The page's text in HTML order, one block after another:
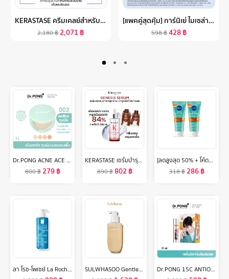
KERASTASE ครีมเคลย์สำหรับหนังศีรษะมัน ดีท็อกซ์ และทำความสะอาดหนังศีรษะและเส้นผม SPECIFIQUE ARGILE EQUILIBRANTE FOR OILY SCALP 250ML
2,180฿2,071 ฿
[แพคคู่สุดคุ้ม] การ์นิเย่ ไมเซล่า คลีนซิ่ง วอเตอร์ วิตามินซี 400มลX2 GARNIER MICELLAR CLEANSING WATER VITAMIN C 400MLX2
598฿428฿
Dr.PONG ACNE ACE 002 แป้งผสมรองพื้น สูตรลดสิว - ZincPCA - Niacinamide - Tranexamic acid - Tea Tree oil
800฿279฿
KERASTASE เซรั่มบำรุงหนังศีรษะ กลิ่นหอมสดชื่นสำหรับผมขาดหลุดร่วงระยะเริ่มต้น 30 มล GENESIS SERUM ANTI-CHUTE FORTIFIANT FOR ANTI HAIR-FALL 30ML (เคเรสตาส,เจเนซิส)
890฿802฿
[ลดสูงสุด 50% + โค้ดลดเพิ่ม 20%]นีเวีย เจลล้างหน้า แอคเน่ รีแพร์ เจนเทิล ไมโคร เคลนเซอร์ 90 มล. 2 ชิ้น NIVEA
318฿286฿
ลา โรช-โพเซย์ La Roche-Posay EFFACLAR FOAMING GEL เจลล้างหน้าสำหรับผิวมัน 400ml
SULWHASOO Gentle Cleansing Foam 400ML โฟมล้างหน้าสำหรับขจัดสิ่งสกปรก เมคอัพ ฝุ่นละอองและความมันออกจากรูขุมขน คงความชุ่มชื้นไว้บนผิว
Dr.PONG 15C ANTIOXIDANT VITAMIN C SHAKE SHAKE SERUM เซรั่มวิตามินซีผสมสด บำรุงผิวใส